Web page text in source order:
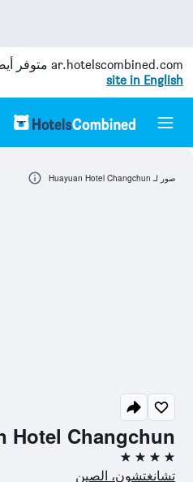
ar.hotelscombined.com متوفر
site in English
Hotel Changchun
4 نجوم
تشانغتشون، الصين
صور لـ Huayuan Hotel Changchun